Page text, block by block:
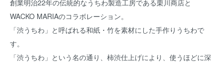
創業明治22年の伝統的なうちわ製造工房である栗川商店と
WACKO MARIAのコラボレーション。
「渋うちわ」と呼ばれる和紙・竹を素材にした手作りうちわで
す。
「渋うちわ」という名の通り、柿渋仕上げにより、使うほどに深